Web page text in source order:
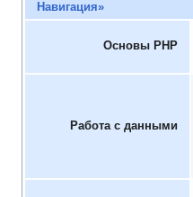
Основы PHP
Работа с данными